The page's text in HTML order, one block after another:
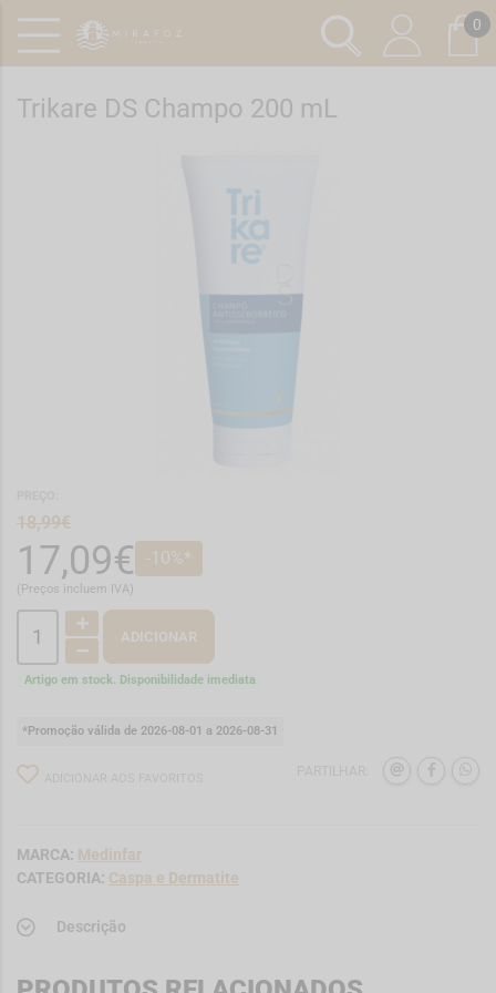
0
Trikare DS Champo 200 mL
18,99€
17,09€ -10%*
(Preços incluem IVA)
ADICIONAR
Artigo em stock. Disponibilidade imediata
*Promoção válida de 2026-08-01 a 2026-08-31
MARCA: Medinfar
CATEGORIA: Caspa e Dermatite
Descrição